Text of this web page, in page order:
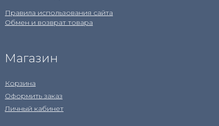
Правила использования сайта
Обмен и возврат товара
Магазин
Корзина
Оформить заказ
Личный кабинет